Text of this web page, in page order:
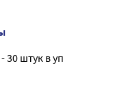
штук в уп